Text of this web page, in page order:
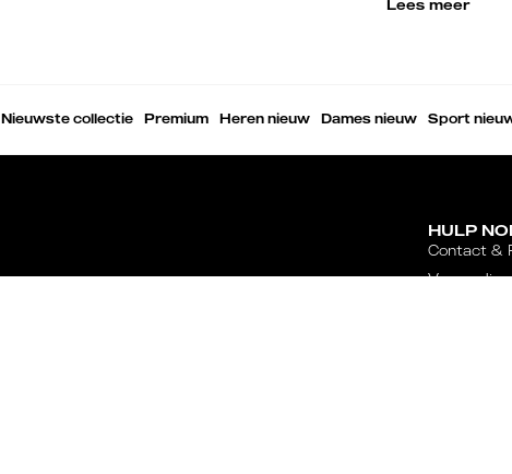
Lees meer
Nieuwste collectie Premium Heren nieuw Dames nieuw Sport
HULP
Contact &
Verzending